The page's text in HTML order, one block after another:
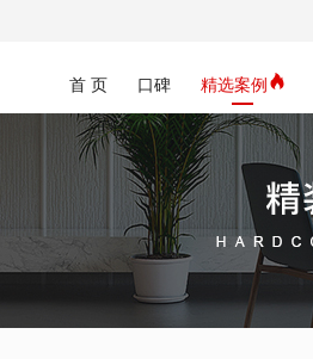
首 页 口碑 精选案例